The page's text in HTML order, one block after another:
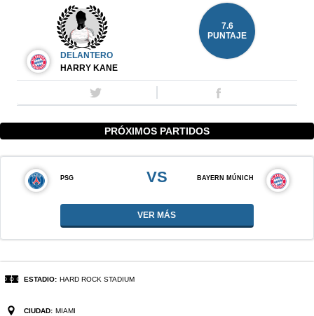
DELANTERO
HARRY KANE
7.6
PUNTAJE
PRÓXIMOS PARTIDOS
PSG VS BAYERN MÚNICH
VER MÁS
ESTADIO: HARD ROCK STADIUM
CIUDAD: MIAMI